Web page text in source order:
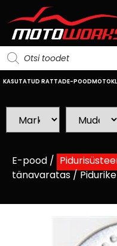
KASUTATUD RATTADE-POOD
E-pood /
tänavaratas/